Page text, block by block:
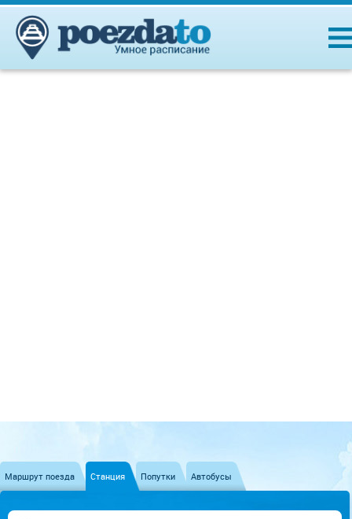
Маршрут поезда Станция Попутки Автобусы